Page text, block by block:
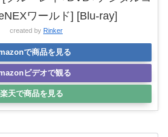
ワールド] [Blu-ray]
created by Rinker
で商品を見る
ビデオで観る
楽天で商品を見る